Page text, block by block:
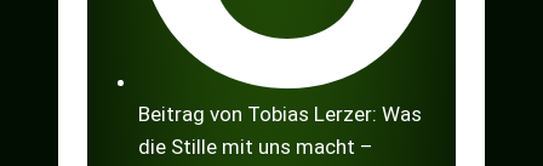
Beitrag von Tobias Lerzer: Was
die Stille mit uns macht –